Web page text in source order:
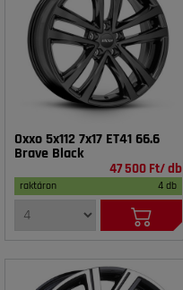
Oxxo 5x112 7x17 ET41 66.6
Brave Black
47 500 Ft/ db
raktáron 4 db